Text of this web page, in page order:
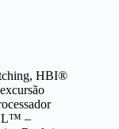
HBI®
–